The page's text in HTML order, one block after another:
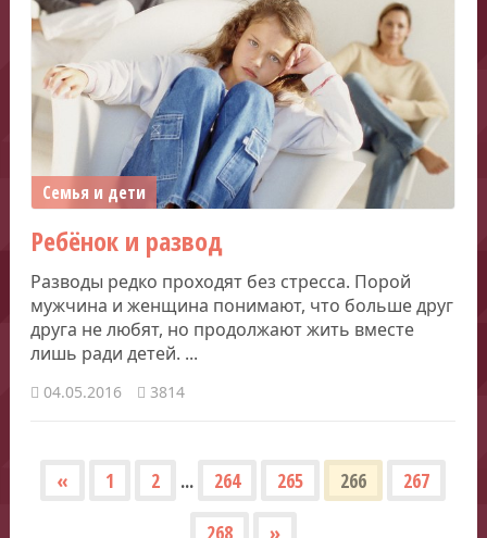
Семья и дети
Ребёнок и развод
Разводы редко проходят без стресса. Порой
мужчина и женщина понимают, что больше друг
друга не любят, но продолжают жить вместе
лишь ради детей. ...
04.05.2016 3814
« 1 2 ... 264 265 266
267
268
»